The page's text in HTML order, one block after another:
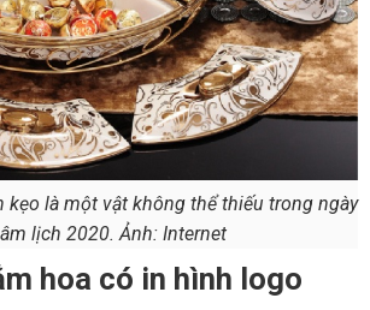
kẹo là một vật không thể thiếu trong ngày
lịch 2020. Ảnh: Internet
hoa có in hình logo